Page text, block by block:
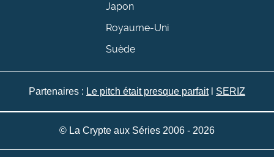
Japon
Royaume-Uni
Suède
Partenaires : Le pitch était presque parfaitl SERIZ
© La Crypte aux Séries 2006 - 2026